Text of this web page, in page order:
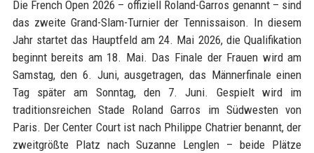
Die French Open 2026 – offiziell Roland-Garros genannt – sind
das zweite Grand-Slam-Turnier der Tennissaison. In diesem
Jahr startet das Hauptfeld am 24. Mai 2026, die Qualifikation
beginnt bereits am 18. Mai. Das Finale der Frauen wird am
Samstag, den 6. Juni, ausgetragen, das Männerfinale einen
Tag später am Sonntag, den 7. Juni. Gespielt wird im
traditionsreichen Stade Roland Garros im Südwesten von
Paris. Der Center Court ist nach Philippe Chatrier benannt, der
zweitgrößte Platz nach Suzanne Lenglen – beide Plätze